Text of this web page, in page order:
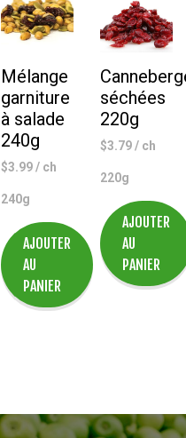
Mélange
garniture
à salade
240g
$3.99/ ch
240g
AJOUTER
AU
PANIER
séchées
220g
$3.79/ ch
220g
AJOUTER
AU
PANIER